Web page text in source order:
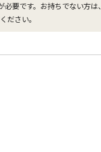
要です。お持ちでない方は、
ださい。